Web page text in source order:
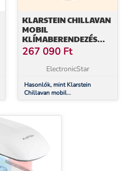
KLARSTEIN CHILLAVAN
MOBIL
KLÍMABERENDEZÉS
LAKÓAUTÓKHOZ |
5000 BTU | 33 CM | 20 M²
| A ENERGIAOSZTÁLY | A
267 090 Ft
ElectronicStar
Hasonlók, mint Klarstein
Chillavan mobil
klímaberendezés lakóautókhoz |
energiaosztály | A
energiaosztály